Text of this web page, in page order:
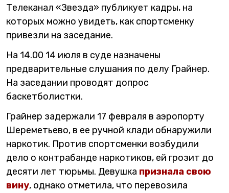
Телеканал «Звезда» публикует кадры, на
которых можно увидеть, как спортсменку
привезли на заседание.
На 14.00 14 июля в суде назначены
предварительные слушания по делу Грайнер.
На заседании проводят допрос
баскетболистки.
Грайнер задержали 17 февраля в аэропорту
Шереметьево, в ее ручной клади обнаружили
наркотик. Против спортсменки возбудили
дело о контрабанде наркотиков, ей грозит до
десяти лет тюрьмы. Девушка признала свою
вину, однако отметила, что перевозила